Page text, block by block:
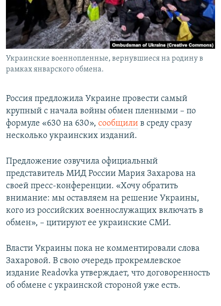
Украинские военнопленные, вернувшиеся на родину в
рамках январского обмена.
Россия предложила Украине провести самый
крупный с начала войны обмен пленными – по
формуле «630 на 630», сообщили в среду сразу
несколько украинских изданий.
Предложение озвучила официальный
представитель МИД России Мария Захарова на
своей пресс-конференции. «Хочу обратить
внимание: мы оставляем на решение Украины,
кого из российских военнослужащих включать в
обмен», – цитируют ее украинские СМИ.
Власти Украины пока не комментировали слова
Захаровой. В свою очередь прокремлевское
издание Readovka утверждает, что договоренность
об обмене с украинской стороной уже есть.